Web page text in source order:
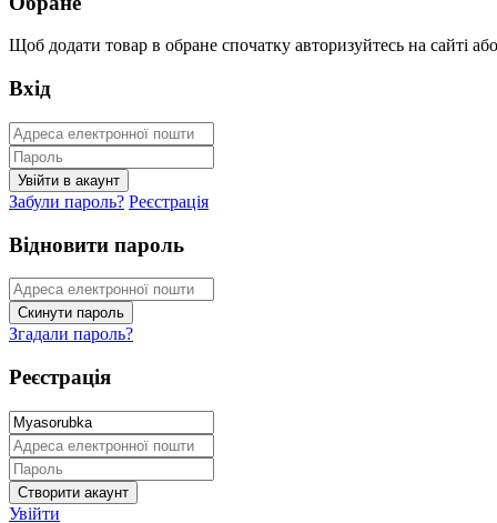
Щоб додати товар в обране спочатку авторизуйтесь на сайті або
Вхід
Забули пароль? Реєстрація
Відновити пароль
Згадали пароль?
Реєстрація
Увійти